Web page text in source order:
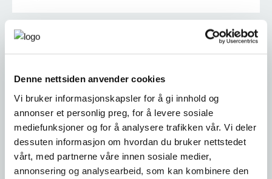
Denne nettsiden anvender cookies
Vi bruker informasjonskapsler for å gi innhold og
annonser et personlig preg, for å levere sosiale
mediefunksjoner og for å analysere trafikken vår. Vi deler
dessuten informasjon om hvordan du bruker nettstedet
vårt, med partnerne våre innen sosiale medier,
annonsering og analysearbeid, som kan kombinere den
Klikk her for å be om redigeringstilgang